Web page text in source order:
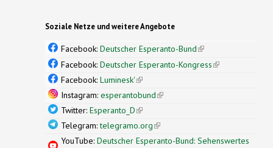
Soziale Netze und weitere Angebote
Facebook: Deutscher Esperanto-Bund(link is
external)
Facebook: Deutscher Esperanto-Kongress(link is
Facebook: Luminesk'(link is external)
Instagram: esperantobund(link is external)
Twitter: Esperanto_D(link is external)
Telegram:telegramo.org(link is external)
YouTube: Deutscher Esperanto-Bund: Sehenswertes